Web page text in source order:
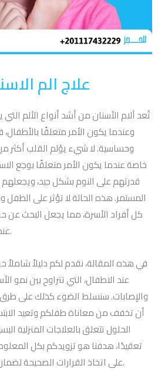
علاج الم
تُعد آلام الأسنان من أشد أنواع الألم
وعندما يكون الأمر متعلقًا
وحساسية. لا شيء يؤلم القلب أكثر
خاصة عندما يكون الأمر متعلقًا بوجع
قدرتهم على النوم بشكل جيد،
المستمر. هذه الحالة لا تؤثر على
كل أفراد الأسرة، مما يجعل البحث عن
عند الأطفال أمرًا ضروريًا للغاية.
في هذه المقالة، نقدم لكم دليلاً شاملاً
عند الاطفال، التي تتراوح بين نمو
والإصابات. سنسلط الضوء كذلك على طرق
أن تخفف من معاناة طفلكم وتعيد
الحلول تتعلق بالعلاجات المنزلية
تعقيدًا، هدفنا هو تزويدكم بكل
على اتخاذ القرارات الصحيحة لضمان صحة أسنان طفلكم وراحته.